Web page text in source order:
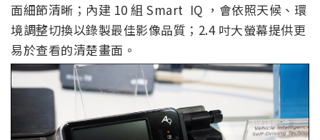
面細節清晰；內建 10 組 Smart IQ ，會依照天候、環
境調整切換以錄製最佳影像品質；2.4 吋大螢幕提供更
易於查看的清楚畫面。